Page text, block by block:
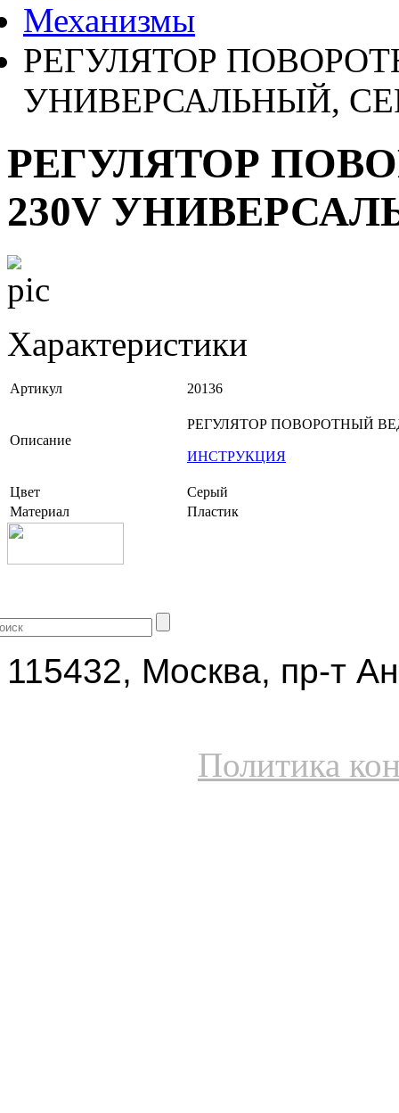
Механизмы
РЕГУЛЯТОР
УНИВЕРСАЛЬНЫЙ,
РЕГУЛЯТОР
230V
Характеристики
Артикул 20136
Описание
РЕГУЛЯТОР ПОВОРОТНЫЙ
ИНСТРУКЦИЯ
Цвет
Серый
Материал
Пластик
115432, Москва, пр-т
Политика